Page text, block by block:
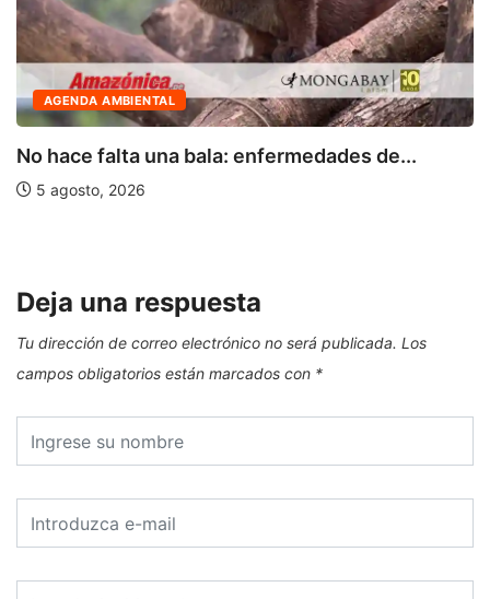
AGENDA AMBIENTAL
No hace falta una bala: enfermedades de...
5 agosto, 2026
Deja una respuesta
Tu dirección de correo electrónico no será publicada. Los
campos obligatorios están marcados con *